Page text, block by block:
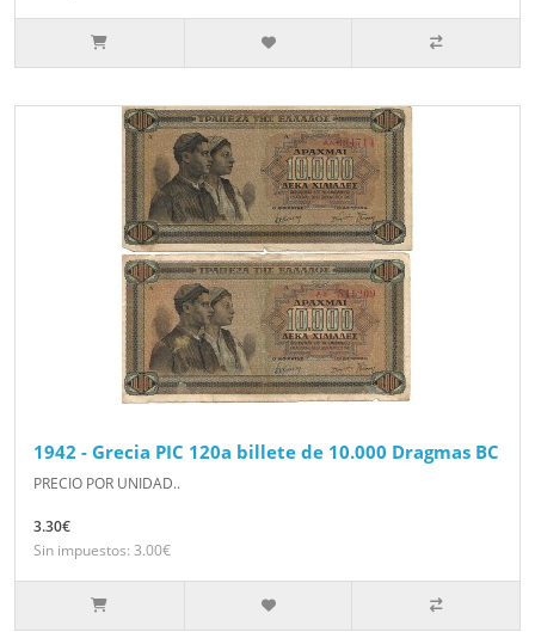
1942 - Grecia PIC 120a billete de 10.000 Dragmas BC
PRECIO POR UNIDAD..
3.30€
Sin impuestos: 3.00€